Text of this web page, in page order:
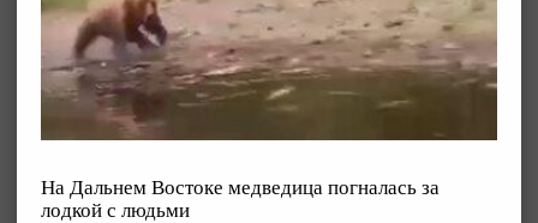
На Дальнем Востоке медведица погналась за
лодкой с людьми